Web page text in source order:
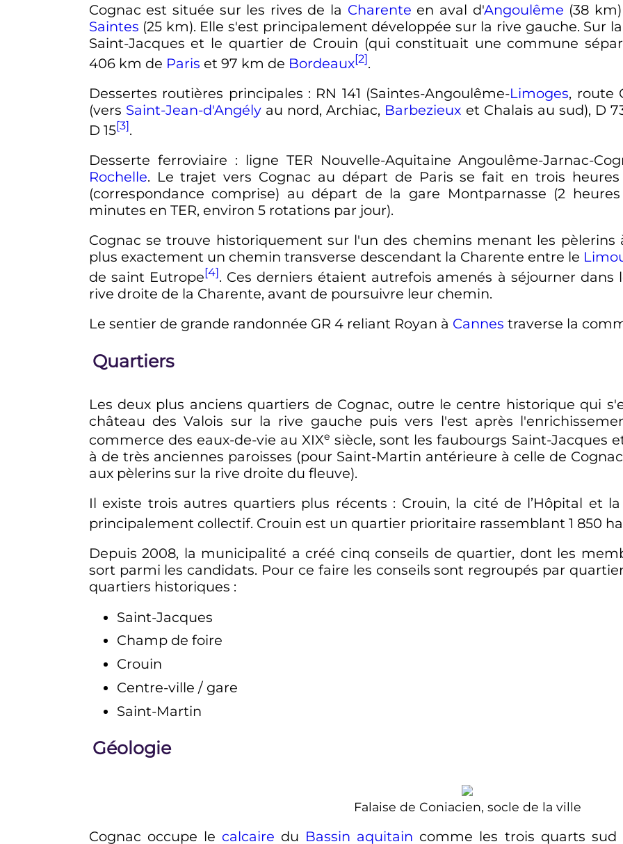
Cognac est située sur les rives de la Charente en aval d'Angoulême (38 km
Saintes (25 km). Elle s'est principalement développée sur la rive gauche. Sur
Saint-Jacques et le quartier de Crouin (qui constituait une commune
406 km de Paris et 97 km de Bordeaux[2].
Dessertes routières principales : RN 141 (Saintes-Angoulême-Limoges, route
(vers Saint-Jean-d'Angélyau nord, Archiac, Barbezieux et Chalais au sud), D
D 15[3].
Desserte ferroviaire : ligne TER Nouvelle-Aquitaine Angoulême-Jarnac-
Rochelle. Le trajet vers Cognac au départ de Paris se fait en trois
(correspondance comprise) au départ de la gare Montparnasse (2
minutes en TER, environ 5 rotations par jour).
Cognac se trouve historiquement sur l'un des chemins menant les
plus exactement un chemin transverse descendant la Charente entre le
de saint Eutrope[4]. Ces derniers étaient autrefois amenés à séjourner dans
rive droite de la Charente, avant de poursuivre leur chemin.
Le sentier de grande randonnée GR 4 reliant Royan à Cannes traverse la
Quartiers
Les deux plus anciens quartiers de Cognac, outre le centre historique qui
château des Valois sur la rive gauche puis vers l'est après
commerce des eaux-de-vie au XIXe siècle, sont les faubourgs Saint-Jacques
à de très anciennes paroisses (pour Saint-Martin antérieure à celle de
aux pèlerins sur la rive droite du fleuve).
Il existe trois autres quartiers plus récents : Crouin, la cité de l’Hôpital et
principalement collectif. Crouin est un quartier prioritaire rassemblant 1 850
Depuis 2008, la municipalité a créé cinq conseils de quartier, dont les
sort parmi les candidats. Pour ce faire les conseils sont regroupés par
quartiers historiques :
Saint-Jacques
Champ de foire
Crouin
Centre-ville / gare
Saint-Martin
Géologie
Falaise de Coniacien, socle de la ville
Cognac occupe le calcaire du Bassin aquitain comme les trois quarts